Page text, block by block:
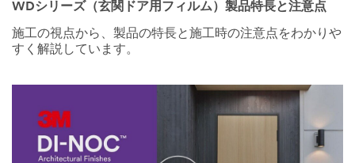
Video Transcript
WDシリーズ（玄関ドア用フィルム）製品特長と注意点
施工の視点から、製品の特長と施工時の注意点をわかりや
すく解説しています。